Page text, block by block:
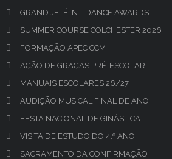
GRAND JETÉ INT. DANCE AWARDS
SUMMER COURSE COLCHESTER 2026
FORMAÇÃO APEC CCM
AÇÃO DE GRAÇAS PRÉ-ESCOLAR
MANUAIS ESCOLARES 26/27
AUDIÇÃO MUSICAL FINAL DE ANO
FESTA NACIONAL DE GINÁSTICA
VISITA DE ESTUDO DO 4.º ANO
SACRAMENTO DA CONFIRMAÇÃO